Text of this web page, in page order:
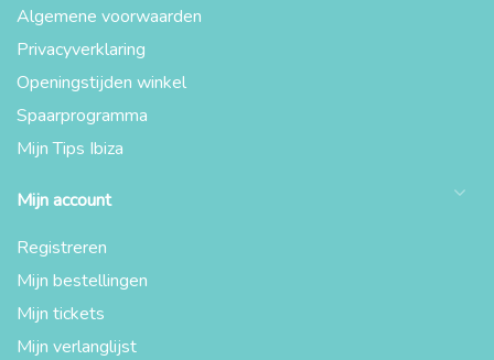
Algemene voorwaarden
Privacyverklaring
Openingstijden winkel
Spaarprogramma
Mijn Tips Ibiza
Mijn account
Registreren
Mijn bestellingen
Mijn tickets
Mijn verlanglijst